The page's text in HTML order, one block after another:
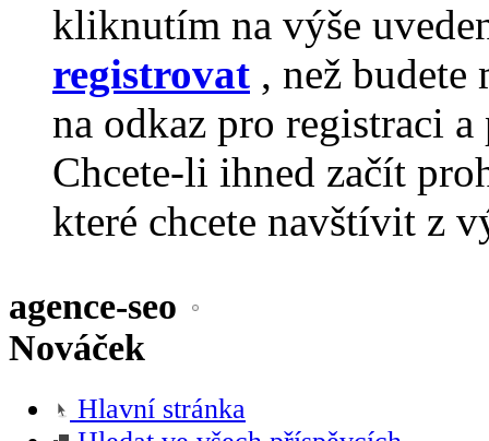
kliknutím na výše
registrovat , než
na odkaz pro registraci
Chcete-li ihned začít
které chcete navštívit z
agence-seo
Nováček
Hlavní stránka